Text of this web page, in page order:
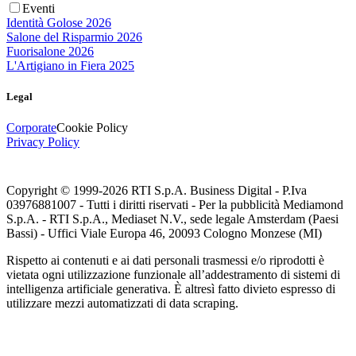
Eventi
Identità Golose 2026
Salone del Risparmio 2026
Fuorisalone 2026
L'Artigiano in Fiera 2025
Legal
CorporateCookie Policy
Privacy Policy
Copyright © 1999-2026 RTI S.p.A. Business Digital - P.Iva
03976881007 - Tutti i diritti riservati - Per la pubblicità Mediamond
S.p.A. - RTI S.p.A., Mediaset N.V., sede legale Amsterdam (Paesi
Bassi) - Uffici Viale Europa 46, 20093 Cologno Monzese (MI)
Rispetto ai contenuti e ai dati personali trasmessi e/o riprodotti è
vietata ogni utilizzazione funzionale all’addestramento di sistemi di
intelligenza artificiale generativa. È altresì fatto divieto espresso di
utilizzare mezzi automatizzati di data scraping.